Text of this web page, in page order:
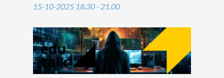
15-10-2025 18.30 - 21.00